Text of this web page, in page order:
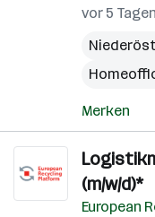
vor 5
Merken
(m/w/d)*
European